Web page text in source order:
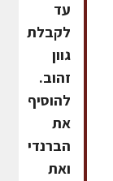
עד
לקבלת
גוון
זהוב.
להוסיף
את
הברנדי
ואת